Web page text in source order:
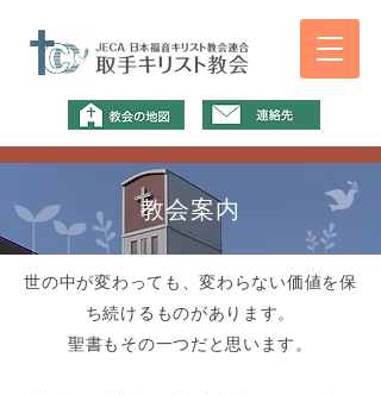
教会案内
世の中が変わっても、変わらない価値を保
ち続けるものがあります。
聖書もその一つだと思います。